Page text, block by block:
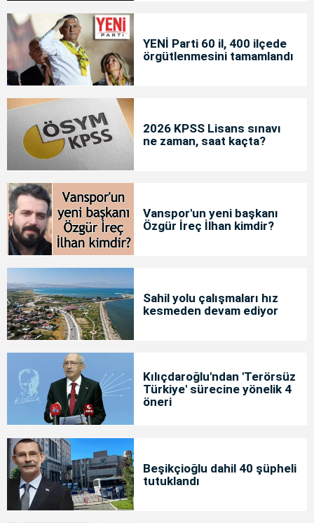
YENİ Parti 60 il, 400 ilçede
örgütlenmesini tamamlandı
2026 KPSS Lisans sınavı
ne zaman, saat kaçta?
Vanspor'un yeni başkanı
Özgür İreç İlhan kimdir?
Sahil yolu çalışmaları hız
kesmeden devam ediyor
Kılıçdaroğlu'ndan 'Terörsüz
Türkiye' sürecine yönelik 4
öneri
Beşikçioğlu dahil 40 şüpheli
tutuklandı